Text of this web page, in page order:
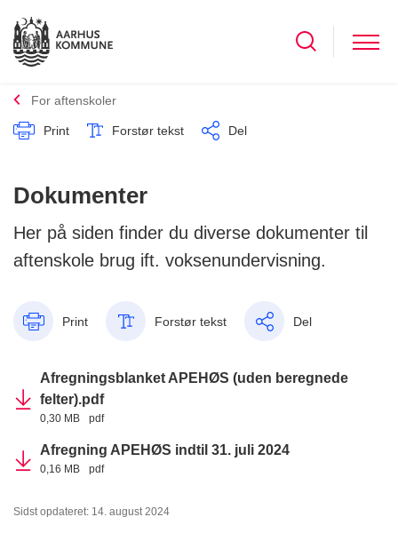
For aftenskoler
Print Forstør tekst Del
Dokumenter
Her på siden finder du diverse dokumenter til
aftenskole brug ift. voksenundervisning.
Print Forstør tekst Del
Afregningsblanket APEHØS (uden beregnede
felter).pdf
0,30 MB pdf
Afregning APEHØS indtil 31. juli 2024
0,16 MB pdf
Sidst opdateret: 14. august 2024